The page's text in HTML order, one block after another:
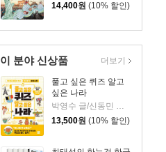
14,400원 (10% 할인)
이 분야 신상품
풀고 싶은 퀴즈 알고
싶은 나라
13,500원 (10% 할인)
더보기